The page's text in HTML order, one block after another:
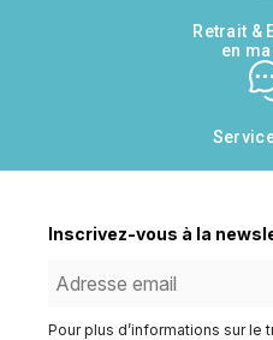
Retrait &
en
Inscrivez-vous à la
Pour plus d’informations sur